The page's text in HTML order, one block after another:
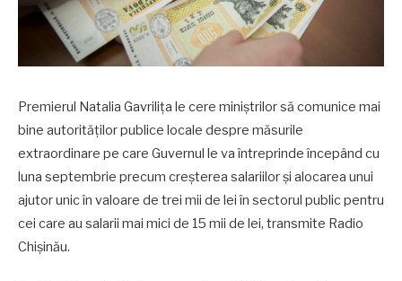
Premierul Natalia Gavrilița le cere miniștrilor să comunice mai
bine autorităților publice locale despre măsurile
extraordinare pe care Guvernul le va întreprinde începând cu
luna septembrie precum creșterea salariilor și alocarea unui
ajutor unic în valoare de trei mii de lei în sectorul public pentru
cei care au salarii mai mici de 15 mii de lei, transmite Radio
Chișinău.